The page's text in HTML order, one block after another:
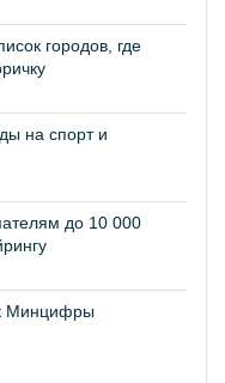
городов, где
на спорт и
до 10 000
Минцифры